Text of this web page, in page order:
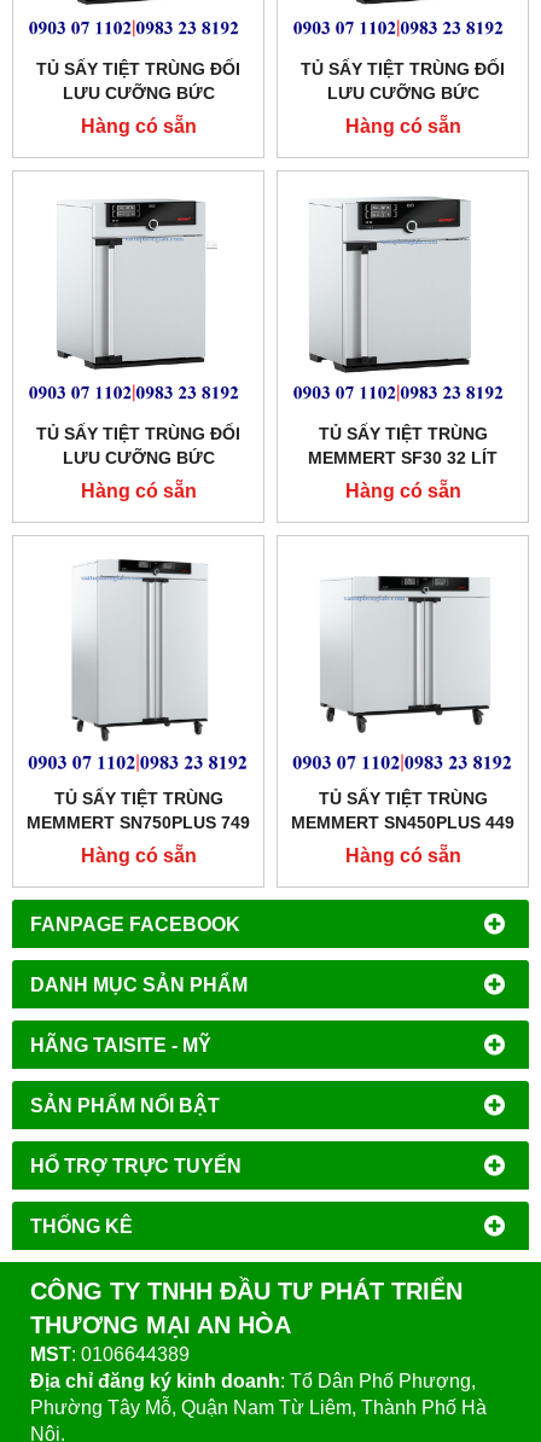
FANPAGE FACEBOOK
DANH MỤC SẢN PHẨM
HÃNG TAISITE - MỸ
SẢN PHẨM NỔI BẬT
HỔ TRỢ TRỰC TUYẾN
THỐNG KÊ
TỦ SẤY TIỆT TRÙNG ĐỐI
LƯU CƯỠNG BỨC
MEMMERT 108 LÍT
MODEL:SF110
Hàng có sẵn
TỦ SẤY TIỆT TRÙNG ĐỐI
LƯU CƯỠNG BỨC
MEMMERT 74 LÍT
MODEL:SF75
Hàng có sẵn
TỦ SẤY TIỆT TRÙNG ĐỐI
LƯU CƯỠNG BỨC
MEMMERT 53 LÍT
MODEL:SF55
Hàng có sẵn
TỦ SẤY TIỆT TRÙNG
MEMMERT SF30 32 LÍT
Hàng có sẵn
TỦ SẤY TIỆT TRÙNG
MEMMERT SN750PLUS 749
LÍT
Hàng có sẵn
TỦ SẤY TIỆT TRÙNG
MEMMERT SN450PLUS 449
LÍT
Hàng có sẵn
CÔNG TY TNHH ĐẦU TƯ PHÁT TRIỂN
THƯƠNG MẠI AN HÒA
MST: 0106644389
Địa chỉ đăng ký kinh doanh: Tổ Dân Phố Phượng,
Phường Tây Mỗ, Quận Nam Từ Liêm, Thành Phố Hà
Nội.